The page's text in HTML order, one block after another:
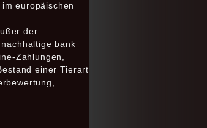
europäischen
der
bank
Zahlungen,
einer Tierart